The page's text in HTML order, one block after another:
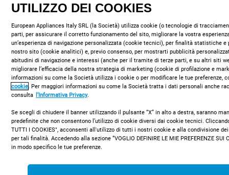
IO K351H B
Forno elettrico incasso Indesit: colore
nero, autopulente - IO K351H B
elettrica avanzata per cucinare risparmiando energia.
Classe energetica
UTILIZZO DEI COOKIES
European Appliances Italy SRL (la Società) utilizza cookie (o tecnologie di
parti, per assicurare il corretto funzionamento del sito, migliorare la vostra
un’esperienza di navigazione personalizzata (cookie tecnici), per finalità statistiche e
nostro sito (cookie analitici) e, previo consenso, per mostrarti pubblicità
abitudini di navigazione e interessi (anche per il tramite di terze parti, e su altri siti
migliorare l’efficacia della nostra strategia di marketing (cookie di profilazione e
informazioni su come la Società utilizza i cookie o per modificare le tue preferenze,
cookie. Per maggiori informazioni su come la Società tratta i dati personali anche
consulta l’Informativa Privacy.
Se scegli di chiudere il banner utilizzando il pulsante “X” in alto a destra, saranno
predefinite che non consentono l’utilizzo di cookie diversi dai cookie tecnici.
TUTTI I COOKIES", acconsenti all'utilizzo di tutti i nostri cookie e alla condivisione
per tali finalità. Accedendo alla sezione “VOGLIO DEFINIRE LE MIE PREFERENZE SUI
in modo specifico le tue preferenze.